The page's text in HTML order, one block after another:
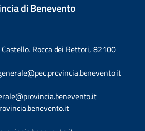
di Benevento
Castello, Rocca dei Rettori, 82100